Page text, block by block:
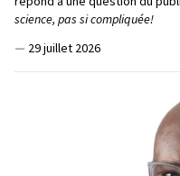
science, pas si compliquée!
— 29 juillet 2026